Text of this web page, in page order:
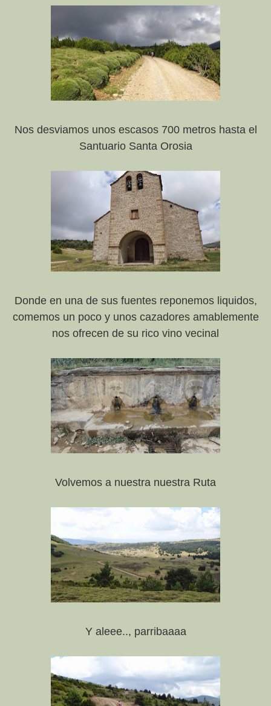
Nos desviamos unos escasos 700 metros hasta el
Santuario Santa Orosia
Donde en una de sus fuentes reponemos liquidos,
comemos un poco y unos cazadores amablemente
nos ofrecen de su rico vino vecinal
Volvemos a nuestra nuestra Ruta
Y aleee.., parribaaaa